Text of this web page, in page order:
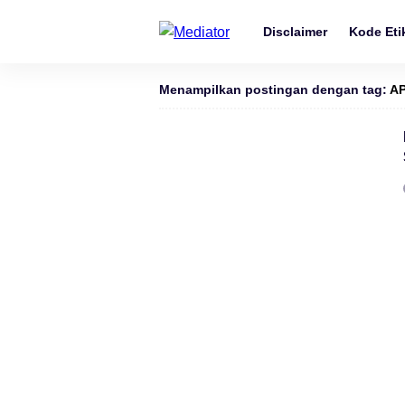
Disclaimer Kode
Menampilkan postingan dengan tag: